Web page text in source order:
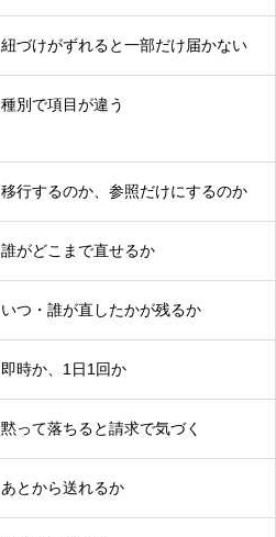
紐づけがずれると一部だけ届かない
種別で項目が違う
移行するのか、参照だけにするのか
誰がどこまで直せるか
いつ・誰が直したかが残るか
即時か、1日1回か
黙って落ちると請求で気づく
あとから送れるか